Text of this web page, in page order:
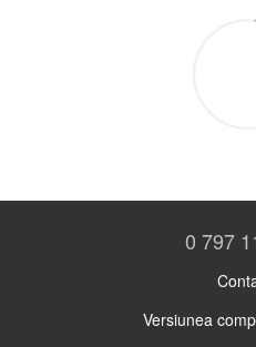
0 797
Versiunea